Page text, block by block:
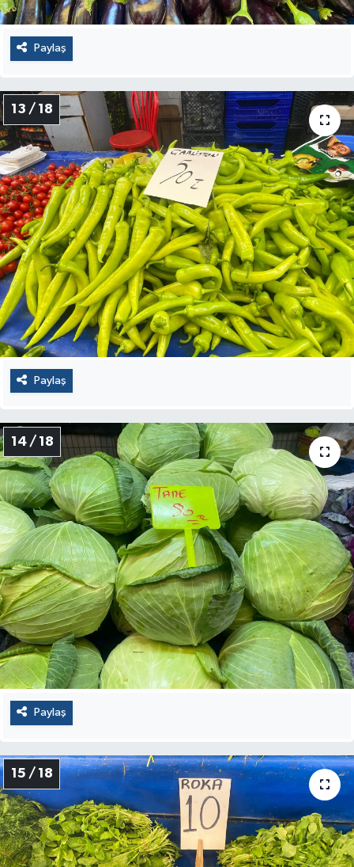
Paylaş
13 / 18
Paylaş
14 / 18
Paylaş
15 / 18